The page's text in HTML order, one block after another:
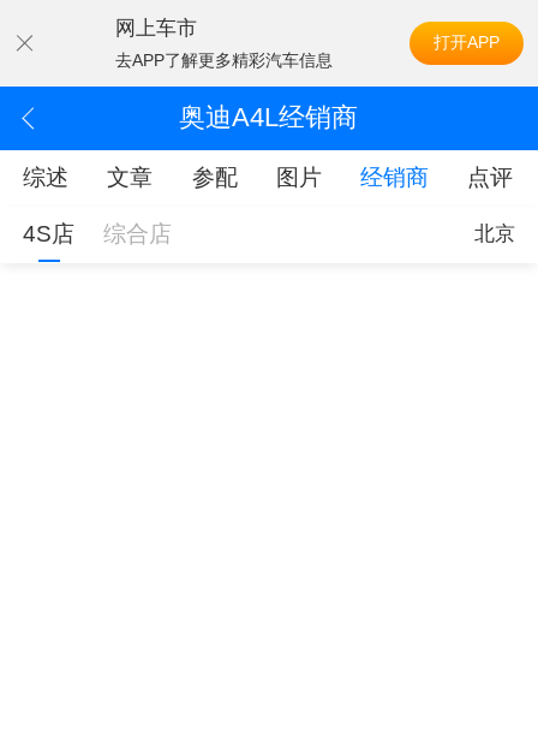
网上车市
去APP了解更多精彩汽车信息
打开APP
奥迪A4L经销商
综述 文章 参配 图片 经销商 点评
4S店 综合店 北京